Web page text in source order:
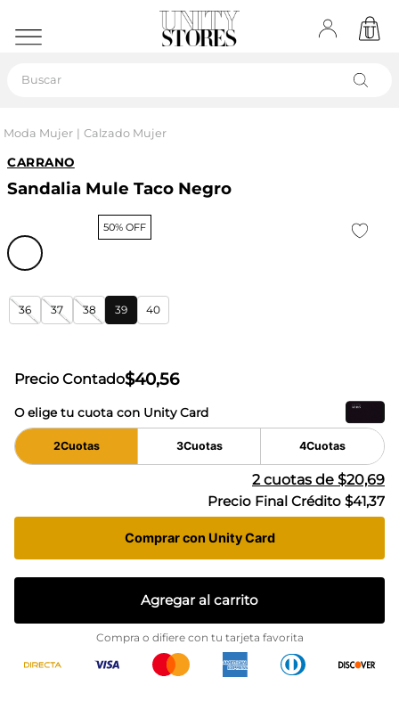
Moda Mujer Calzado Mujer
CARRANO
Sandalia Mule Taco Negro
50% OFF
36 37 38 39 40
Precio Contado$40,56
O elige tu cuota con Unity Card
2Cuotas 3Cuotas 4Cuotas
2cuotas de $20,69
Precio Final Crédito $41,37
Comprar con Unity Card
Agregar al carrito
Compra o difiere con tu tarjeta favorita